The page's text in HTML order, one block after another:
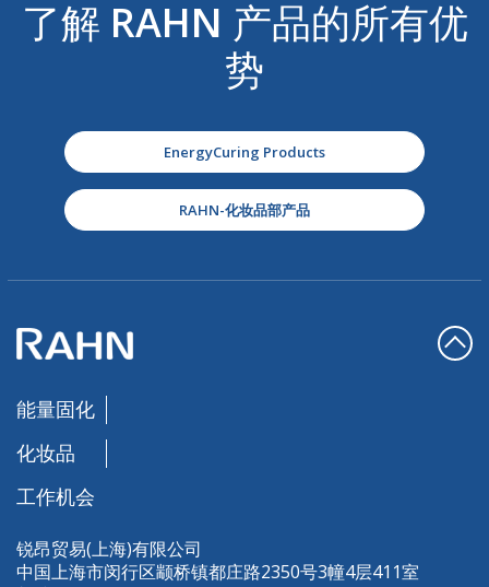
了解 RAHN 产品的所有优
势
EnergyCuring Products
RAHN-化妆品部产品
锐昂贸易(上海)有限公司
中国上海市闵行区颛桥镇都庄路2350号3幢4层411室
能量固化
化妆品
工作机会